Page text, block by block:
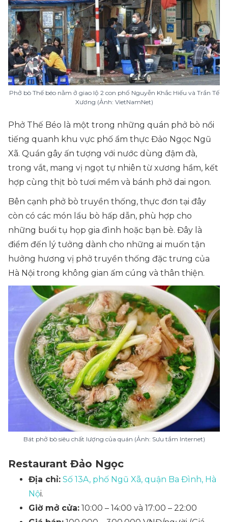
Phở bò Thế béo nằm ở giao lộ 2 con phố Nguyễn Khắc Hiếu và Trần Tế
Xương (Ảnh: VietNamNet)
Phở Thế Béo là một trong những quán phở bò nổi
tiếng quanh khu vực phố ẩm thực Đảo Ngọc Ngũ
Xã. Quán gây ấn tượng với nước dùng đậm đà,
trong vắt, mang vị ngọt tự nhiên từ xương hầm, kết
hợp cùng thịt bò tươi mềm và bánh phở dai ngon.
Bên cạnh phở bò truyền thống, thực đơn tại đây
còn có các món lẩu bò hấp dẫn, phù hợp cho
những buổi tụ họp gia đình hoặc bạn bè. Đây là
điểm đến lý tưởng dành cho những ai muốn tận
hưởng hương vị phở truyền thống đặc trưng của
Hà Nội trong không gian ấm cúng và thân thiện.
Bát phở bò siêu chất lượng của quán (Ảnh: Sưu tầm Internet)
Restaurant Đảo Ngọc
Địa chỉ: Số 13A, phố Ngũ Xã, quận Ba Đình, Hà
Nội.
Giờ mở cửa: 10:00 – 14:00 và 17:00 – 22:00